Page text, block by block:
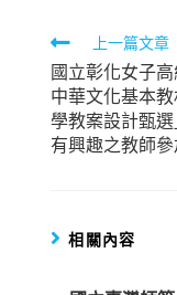
Read
more
articles
上一篇文章
國立彰化女子
中華文化基本
學教案設計甄
有興趣之教師
相關內容